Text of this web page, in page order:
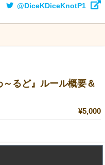
@DiceKDiceKnotP1
～るど』ルール概要＆
¥5,000